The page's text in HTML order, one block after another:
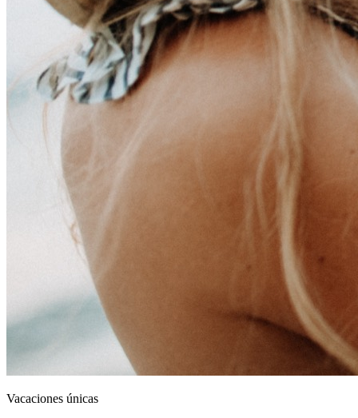
Vacaciones únicas